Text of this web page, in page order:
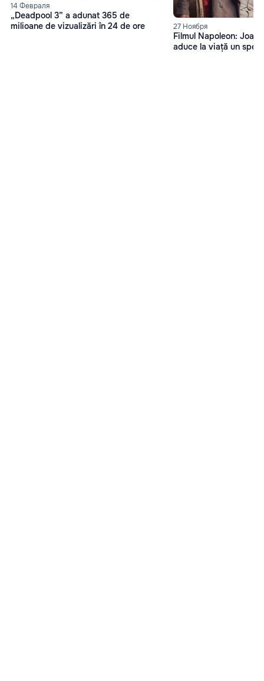
14 Февраля
„Deadpool 3” a adunat 365 de
milioane de vizualizări în 24 de ore
27 Ноября
Filmul Napoleon:
aduce la viață un